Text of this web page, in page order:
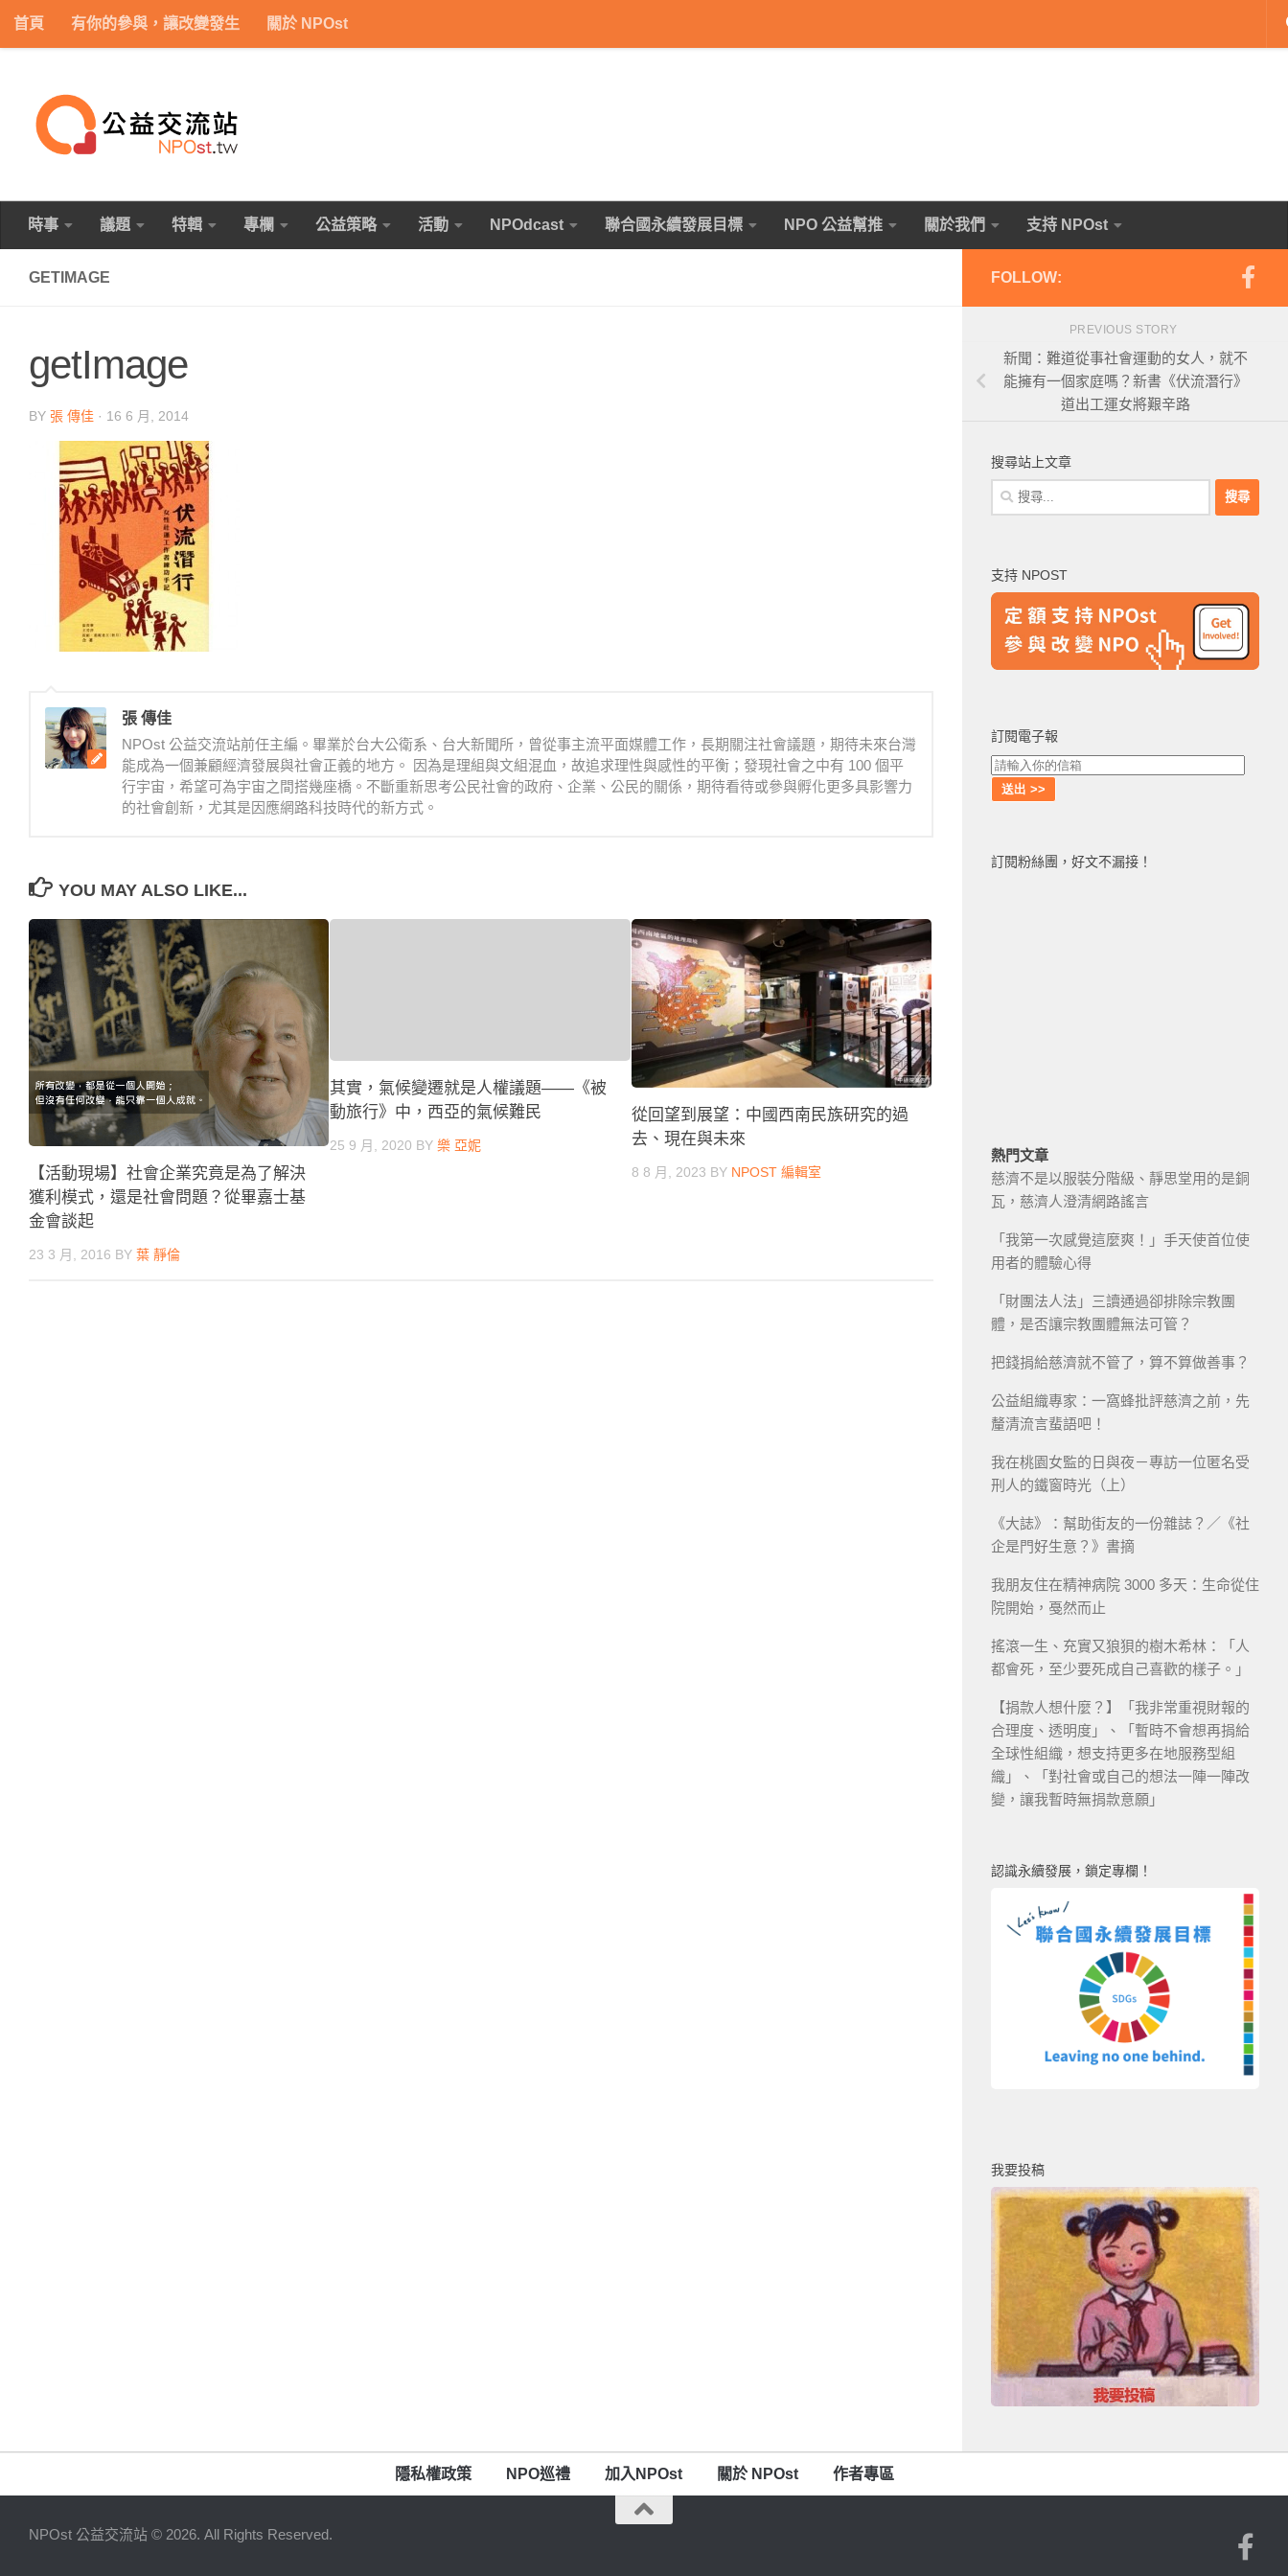
Skip to content
首頁 有你的參與，讓改變發生 關於 NPOst
時事 議題 特輯 專欄 公益策略 活動 NPOdcast 聯合國永續發展目標 NPO 公益幫推 關於我們 支持 NPOst
GETIMAGE
getImage
BY 張 傳佳 · 16 6 月, 2014
張 傳佳
NPOst 公益交流站前任主編。畢業於台大公衛系、台大新聞所，曾從事主流平面媒體工作，長期關注社會議題，期待未來台灣
能成為一個兼顧經濟發展與社會正義的地方。 因為是理組與文組混血，故追求理性與感性的平衡；發現社會之中有 100 個平
行宇宙，希望可為宇宙之間搭幾座橋。不斷重新思考公民社會的政府、企業、公民的關係，期待看待或參與孵化更多具影響力
的社會創新，尤其是因應網路科技時代的新方式。
YOU MAY ALSO LIKE...
【活動現場】社會企業究竟是為了解決
獲利模式，還是社會問題？從畢嘉士基
金會談起
23 3 月, 2016 BY 葉 靜倫
其實，氣候變遷就是人權議題——《被
動旅行》中，西亞的氣候難民
25 9 月, 2020 BY樂 亞妮
從回望到展望：中國西南民族研究的過
去、現在與未來
8 8 月, 2023 BY NPOST 編輯室
FOLLOW:
PREVIOUS STORY
新聞：難道從事社會運動的女人，就不
能擁有一個家庭嗎？新書《伏流潛行》
道出工運女將艱辛路
搜尋站上文章
搜
尋
字:
支持 NPOST
訂閱電子報
訂閱粉絲團，好文不漏接！
熱門文章
慈濟不是以服裝分階級、靜思堂用的是銅
瓦，慈濟人澄清網路謠言
「我第一次感覺這麼爽！」手天使首位使
用者的體驗心得
「財團法人法」三讀通過卻排除宗教團
體，是否讓宗教團體無法可管？
把錢捐給慈濟就不管了，算不算做善事？
公益組織專家：一窩蜂批評慈濟之前，先
釐清流言蜚語吧！
我在桃園女監的日與夜－專訪一位匿名受
刑人的鐵窗時光（上）
《大誌》：幫助街友的一份雜誌？／《社
企是門好生意？》書摘
我朋友住在精神病院 3000 多天：生命從住
院開始，戞然而止
搖滾一生、充實又狼狽的樹木希林：「人
都會死，至少要死成自己喜歡的樣子。」
【捐款人想什麼？】「我非常重視財報的
合理度、透明度」、「暫時不會想再捐給
全球性組織，想支持更多在地服務型組
織」、「對社會或自己的想法一陣一陣改
變，讓我暫時無捐款意願」
認識永續發展，鎖定專欄！
我要投稿
隱私權政策 NPO巡禮 加入NPOst 關於 NPOst 作者專區
NPOst 公益交流站 © 2026. All Rights Reserved.